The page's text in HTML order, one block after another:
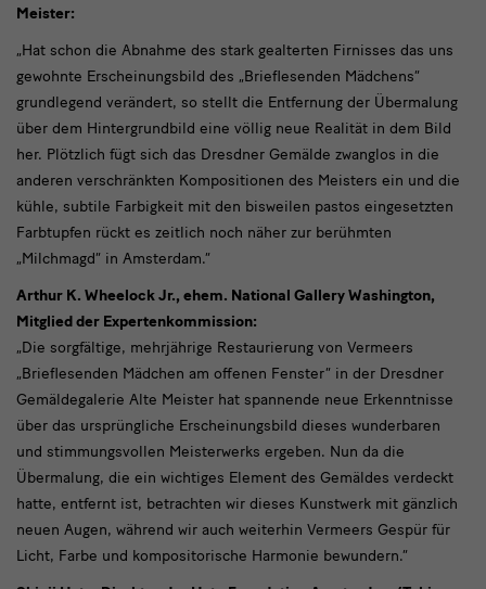
Meister:
„Hat schon die Abnahme des stark gealterten Firnisses das uns
gewohnte Erscheinungsbild des „Brieflesenden Mädchens“
grundlegend verändert, so stellt die Entfernung der Übermalung
über dem Hintergrundbild eine völlig neue Realität in dem Bild
her. Plötzlich fügt sich das Dresdner Gemälde zwanglos in die
anderen verschränkten Kompositionen des Meisters ein und die
kühle, subtile Farbigkeit mit den bisweilen pastos eingesetzten
Farbtupfen rückt es zeitlich noch näher zur berühmten
„Milchmagd“ in Amsterdam.“
Arthur K. Wheelock Jr., ehem. National Gallery Washington,
Mitglied der Expertenkommission:
„Die sorgfältige, mehrjährige Restaurierung von Vermeers
„Brieflesenden Mädchen am offenen Fenster“ in der Dresdner
Gemäldegalerie Alte Meister hat spannende neue Erkenntnisse
über das ursprüngliche Erscheinungsbild dieses wunderbaren
und stimmungsvollen Meisterwerks ergeben. Nun da die
Übermalung, die ein wichtiges Element des Gemäldes verdeckt
hatte, entfernt ist, betrachten wir dieses Kunstwerk mit gänzlich
neuen Augen, während wir auch weiterhin Vermeers Gespür für
Licht, Farbe und kompositorische Harmonie bewundern.“